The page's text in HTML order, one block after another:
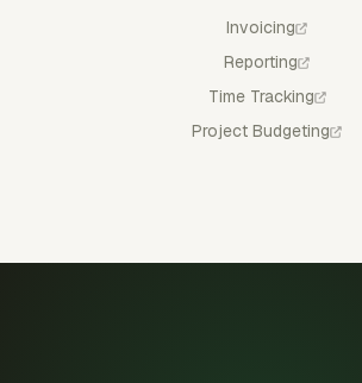
Invoicing
Reporting
Time Tracking
Project Budgeting